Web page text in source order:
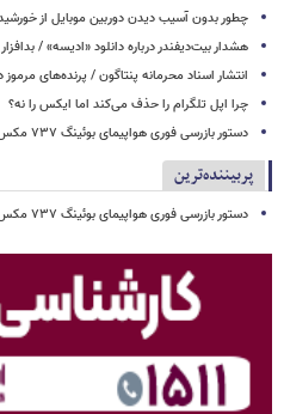
چطور بدون آسیب دیدن دوربین موبایل از
هشدار بیت‌دیفندر درباره دانلود «ادیسه» /
انتشار اسناد محرمانه پنتاگون / پرنده‌های مرموز
چرا اپل تلگرام را حذف می‌کند اما ایکس را نه؟
دستور بازرسی فوری هواپیمای بوئینگ ۷۳۷ مکس صادر شد
پربیننده‌ترین
دستور بازرسی فوری هواپیمای بوئینگ ۷۳۷ مکس صادر شد